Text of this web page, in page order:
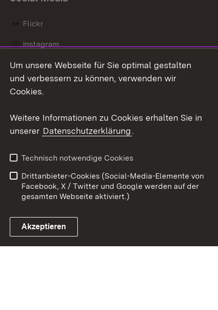
Flickr
Instagram
Social Wall
Link zum Landesportal
Barrierefreiheit
Benutzungshinweise
Impressum
Cookies
Um unsere Webseite für Sie optimal gestalten
und verbessern zu können, verwenden wir
Cookies.
Weitere Informationen zu Cookies erhalten Sie in
unserer Datenschutzerklärung.
Technisch notwendige Cookies
Drittanbieter-Cookies (Social-Media-Elemente von
Facebook, X / Twitter und Google werden auf der
gesamten Webseite aktiviert.)
Akzeptieren